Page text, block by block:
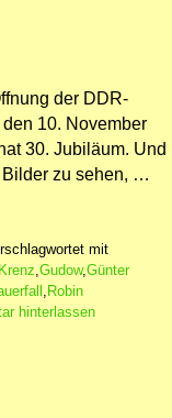
der DDR-
10. November
30. Jubiläum. Und
zu sehen, …
mit
Gudow,Günter
Robin
hinterlassen